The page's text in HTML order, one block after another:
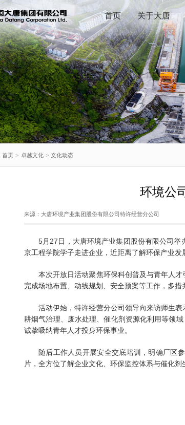
首页 关于大唐
首页 > 卓越文化 > 文化动态
环境公
来源：大唐环境产业集团股份有限公司特许经营分公司
5月27日，大唐环境产业集团股份有限公司
京工程学院学子走进企业，近距离了解环保产业发
本次开放日活动聚焦环保科创普及与青年人
完成场地布置、动线规划、安全预案等工作，多措
活动伊始，特许经营分公司领导向来访师生
耕烟气治理、废水处理、催化剂资源化利用等领
诚挚吸纳青年人才投身环保事业。
随后工作人员开展安全交底培训，明确厂区
片，全方位了解企业文化、环保监控体系与催化